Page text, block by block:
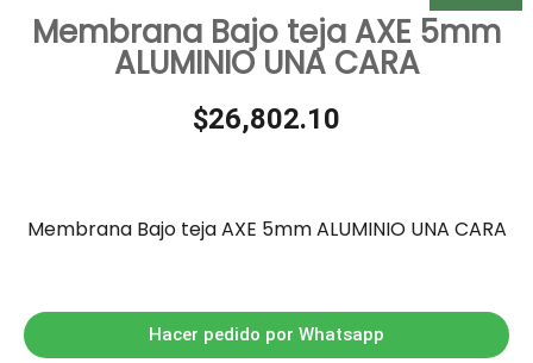
Membrana Bajo teja AXE 5mm
ALUMINIO UNA CARA
$26,802.10
Membrana Bajo teja AXE 5mm ALUMINIO UNA CARA
Hacer pedido por Whatsapp